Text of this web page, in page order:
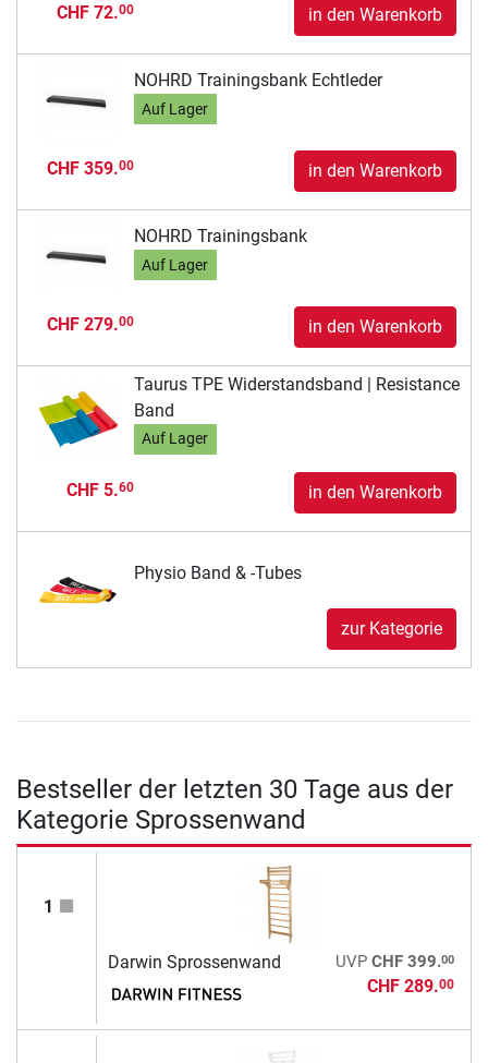
CHF 72.00 in den Warenkorb
NOHRD Trainingsbank Echtleder
Auf Lager
CHF 359.00 in den Warenkorb
NOHRD Trainingsbank
Auf Lager
CHF 279.00 in den Warenkorb
Taurus TPE Widerstandsband | Resistance
Band
Auf Lager
CHF 5.60 in den Warenkorb
Physio Band & -Tubes
zur Kategorie
Bestseller der letzten 30 Tage aus der
Kategorie Sprossenwand
1
Darwin Sprossenwand UVP CHF 399.00
CHF 289.00